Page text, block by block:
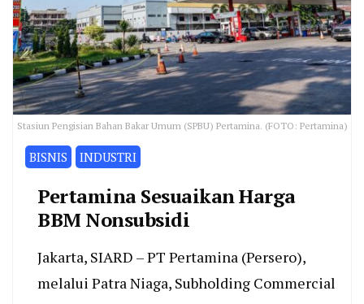
Stasiun Pengisian Bahan Bakar Umum (SPBU) Pertamina. (FOTO: Pertamina)
BISNIS INDUSTRI
Pertamina Sesuaikan Harga
BBM Nonsubsidi
Jakarta, SIARD – PT Pertamina (Persero),
melalui Patra Niaga, Subholding Commercial